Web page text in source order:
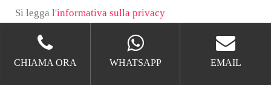
Si legga l'informativa sulla privacy*
Si legga l'informativa sulla privacy
CAPTCHA
CHIAMA ORA WHATSAPP EMAIL